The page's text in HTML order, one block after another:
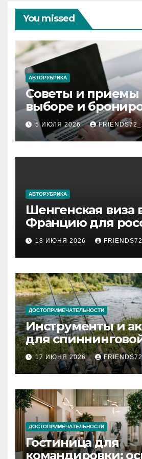
You missed
АВТОРУБРИКА
Советы и приемы
выборе и
авиабилетов
5 ИЮЛЯ 2026
АВТОРУБРИКА
Шенгенская виза
Францию для
2026 году: сроки
и список
документов
18 ИЮНЯ 2026
ДОСТОПРИМЕЧАТЕЛЬНОСТИ
Инструменты и
для
рыбалки:
типы
17 ИЮНЯ 2026
ДОСТОПРИМЕЧАТЕЛЬНОСТИ
Гостиница для
командировки: